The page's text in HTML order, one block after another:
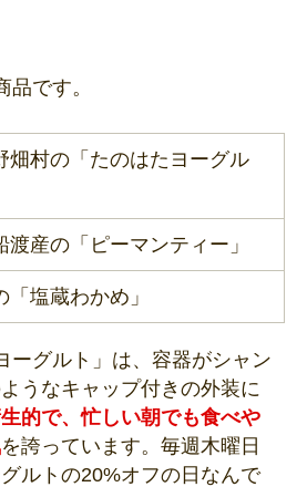
です。
畑村の「たのはたヨーグル
渡産の「ピーマンティー」
塩蔵わかめ」
ーグルト」は、容器がシャン
うなキャップ付きの外装に
的で、忙しい朝でも食べや
を誇っています。毎週木曜日
ルトの20%オフの日なんで